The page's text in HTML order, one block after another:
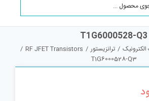
T1G6000528-Q3
/ ترانزیستور /
RF JFET Transistors
/
T1G6000528-Q3